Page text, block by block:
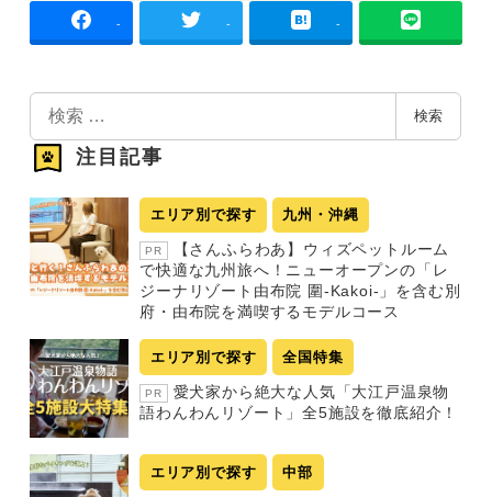
- - -
検
索
検索
注目記事
エリア別で探す 九州・沖縄
PR
【さんふらわあ】ウィズペットルーム
で快適な九州旅へ！ニューオープンの「レ
ジーナリゾート由布院 圍-Kakoi-」を含む別
府・由布院を満喫するモデルコース
エリア別で探す 全国特集
PR
愛犬家から絶大な人気「大江戸温泉物
語わんわんリゾート」全5施設を徹底紹介！
エリア別で探す 中部